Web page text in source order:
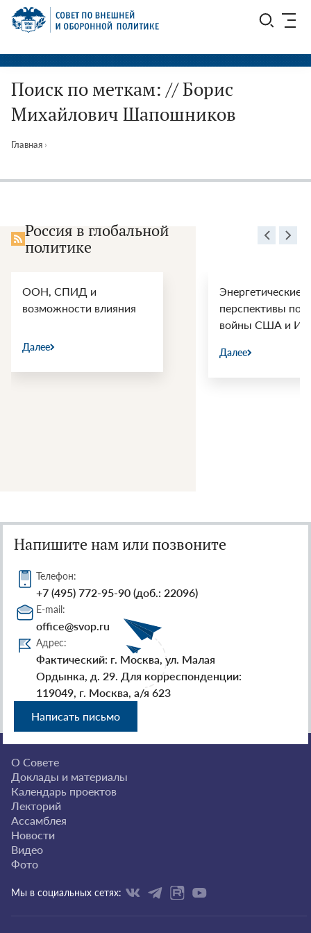
Перейти
СВОП
Поиск по меткам: // Борис
Михайлович Шапошников
Главная ›
Россия в глобальной
политике
ООН, СПИД и
возможности влияния
Далее
Энергетические
перспективы
войны США и
Далее
Напишите нам или позвоните
Телефон:
+7 (495) 772-95-90 (доб.: 22096)
E-mail:
office@svop.ru
Адрес:
Фактический: г. Москва, ул. Малая
Ордынка, д. 29. Для корреспонденции:
119049, г. Москва, а/я 623
Написать письмо
О Совете
Доклады и материалы
Календарь проектов
Лекторий
Ассамблея
Новости
Видео
Фото
Мы в социальных сетях: